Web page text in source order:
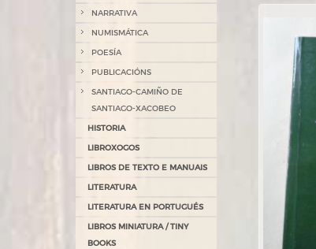
NARRATIVA
NUMISMÁTICA
POESÍA
PUBLICACIÓNS
SANTIAGO-CAMIÑO DE
SANTIAGO-XACOBEO
HISTORIA
LIBROXOGOS
LIBROS DE TEXTO E MANUAIS
LITERATURA
LITERATURA EN PORTUGUÉS
LIBROS MINIATURA / TINY
BOOKS